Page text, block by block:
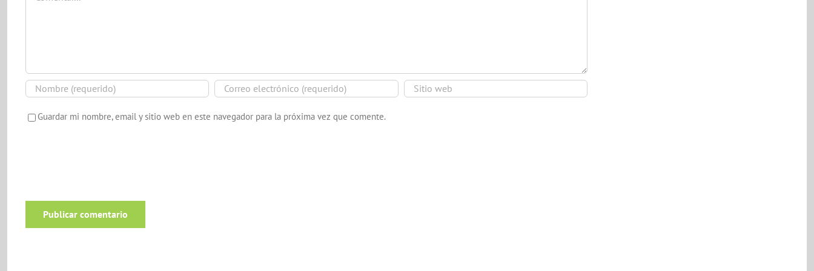
Guardar mi nombre, email y sitio web en este navegador para la próxima vez que comente.